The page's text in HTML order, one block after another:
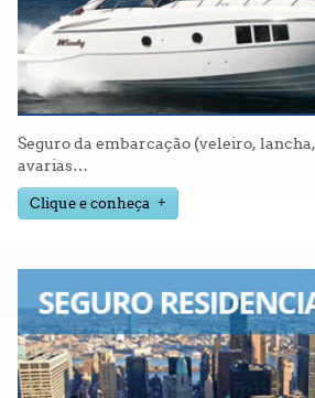
Seguro da embarcação (veleiro,
avarias…
Clique e conheça